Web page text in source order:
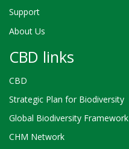
Support
About Us
CBD links
CBD
Strategic Plan for Biodiversity
Global Biodiversity Framework
CHM Network